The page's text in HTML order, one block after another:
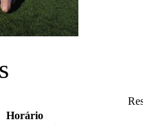
Horário